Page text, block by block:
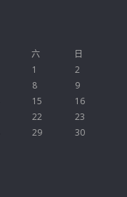
六
日
1
2
8
9
15
16
22
23
29
30